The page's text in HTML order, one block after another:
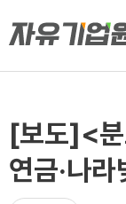
[보도]<
연금·나라